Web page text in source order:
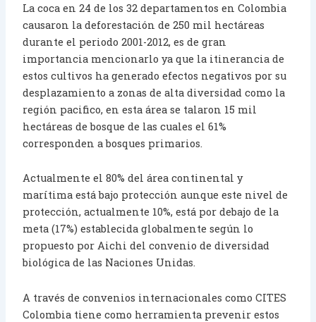
La coca en 24 de los 32 departamentos en Colombia
causaron la deforestación de 250 mil hectáreas
durante el periodo 2001-2012, es de gran
importancia mencionarlo ya que la itinerancia de
estos cultivos ha generado efectos negativos por su
desplazamiento a zonas de alta diversidad como la
región pacifico, en esta área se talaron 15 mil
hectáreas de bosque de las cuales el 61%
corresponden a bosques primarios.
Actualmente el 80% del área continental y
marítima está bajo protección aunque este nivel de
protección, actualmente 10%, está por debajo de la
meta (17%) establecida globalmente según lo
propuesto por Aichi del convenio de diversidad
biológica de las Naciones Unidas.
A través de convenios internacionales como CITES
Colombia tiene como herramienta prevenir estos